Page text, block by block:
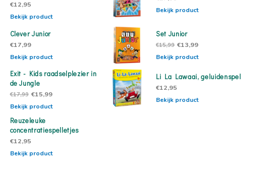
€12,95
Bekijk product
Bekijk product
Clever Junior
€17,99
Bekijk product
Set Junior
€15,99 €13,99
Bekijk product
Exit - Kids raadselplezier in
de Jungle
€17,99 €15,99
Bekijk product
Li La Lawaai, geluidenspel
€12,95
Bekijk product
Reuzeleuke
concentratiespelletjes
€12,95
Bekijk product